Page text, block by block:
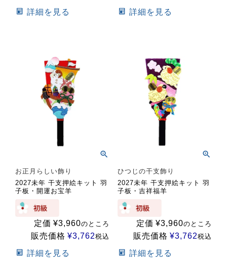
詳細を見る 詳細を見る
お正月らしい飾り
2027未年 干支押絵キット 羽
子板・開運お宝羊
定価 ¥3,960のところ
販売価格 ¥3,762税込
詳細を見る
ひつじの干支飾り
2027未年 干支押絵キット 羽
子板・吉祥福羊
定価 ¥3,960のところ
販売価格 ¥3,762税込
詳細を見る